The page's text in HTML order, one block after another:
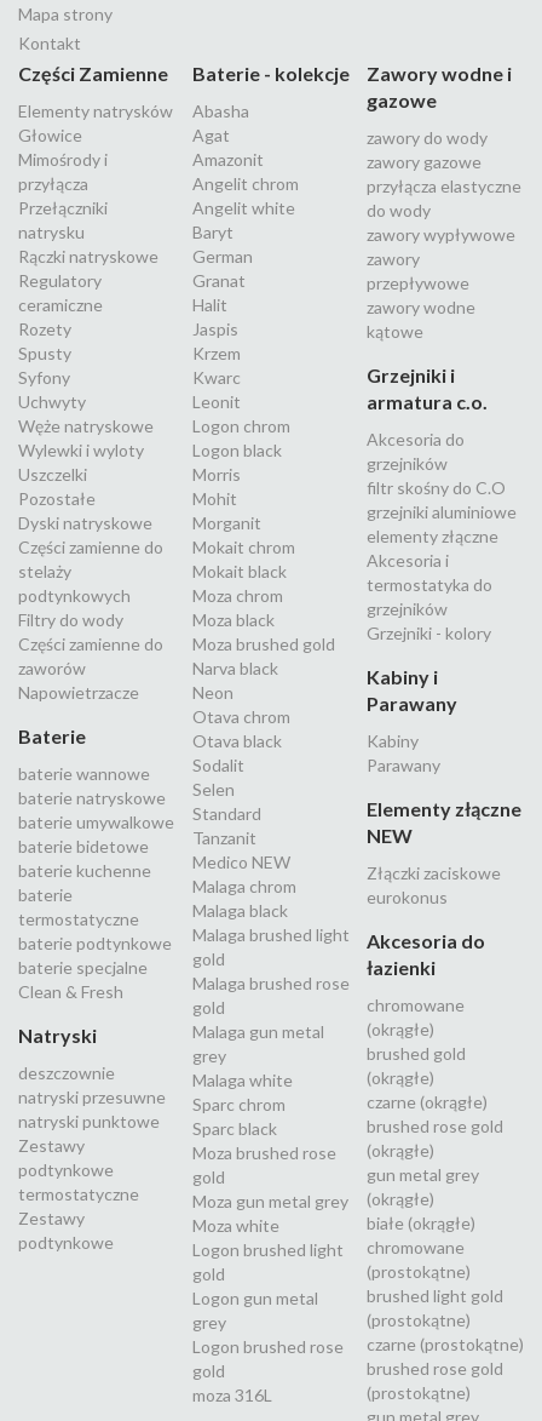
Mapa strony
Kontakt
Części Zamienne
Elementy natrysków
Głowice
Mimośrody i
przyłącza
Przełączniki
natrysku
Rączki natryskowe
Regulatory
ceramiczne
Rozety
Spusty
Syfony
Uchwyty
Węże natryskowe
Wylewki i wyloty
Uszczelki
Pozostałe
Dyski natryskowe
Części zamienne do
stelaży
podtynkowych
Filtry do wody
Części zamienne do
zaworów
Napowietrzacze
Baterie
baterie wannowe
baterie natryskowe
baterie umywalkowe
baterie bidetowe
baterie kuchenne
baterie
termostatyczne
baterie podtynkowe
baterie specjalne
Clean & Fresh
Natryski
deszczownie
natryski przesuwne
natryski punktowe
Zestawy
podtynkowe
termostatyczne
Zestawy
podtynkowe
Baterie - kolekcje
Abasha
Agat
Amazonit
Angelit chrom
Angelit white
Baryt
German
Granat
Halit
Jaspis
Krzem
Kwarc
Leonit
Logon chrom
Logon black
Morris
Mohit
Morganit
Mokait chrom
Mokait black
Moza chrom
Moza black
Moza brushed gold
Narva black
Neon
Otava chrom
Otava black
Sodalit
Selen
Standard
Tanzanit
Medico NEW
Malaga chrom
Malaga black
Malaga brushed light
gold
Malaga brushed rose
gold
Malaga gun metal
grey
Malaga white
Sparc chrom
Sparc black
Moza brushed rose
gold
Moza gun metal grey
Moza white
Logon brushed light
gold
Logon gun metal
grey
Logon brushed rose
gold
moza 316L
Zawory wodne i
gazowe
zawory do wody
zawory gazowe
przyłącza elastyczne
do wody
zawory wypływowe
zawory
przepływowe
zawory wodne
kątowe
Grzejniki i
armatura c.o.
Akcesoria do
grzejników
filtr skośny do C.O
grzejniki aluminiowe
elementy złączne
Akcesoria i
termostatyka do
grzejników
Grzejniki - kolory
Kabiny i
Parawany
Kabiny
Parawany
Elementy złączne
NEW
Złączki zaciskowe
eurokonus
Akcesoria do
łazienki
chromowane
(okrągłe)
brushed gold
(okrągłe)
czarne (okrągłe)
brushed rose gold
(okrągłe)
gun metal grey
(okrągłe)
białe (okrągłe)
chromowane
(prostokątne)
brushed light gold
(prostokątne)
czarne (prostokątne)
brushed rose gold
(prostokątne)
gun metal grey